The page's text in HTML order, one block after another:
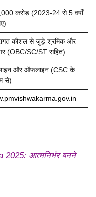
करोड़ (2023-24 से 5 वर्षों
कौशल से जुड़े श्रमिक और
(OBC/SC/ST सहित)
और ऑफलाइन (CSC के
से)
आत्मनिर्भर बनने